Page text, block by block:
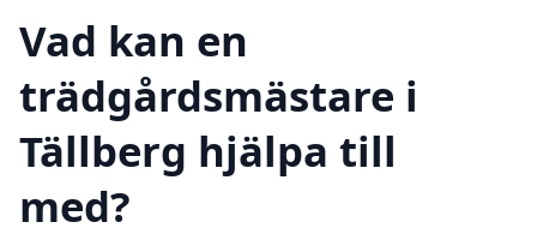
Vad kan en
trädgårdsmästare i
Tällberg hjälpa till
med?